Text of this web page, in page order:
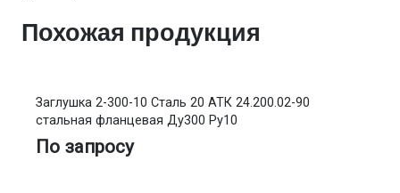
Похожая продукция
Заглушка 2-300-10 Сталь 20 АТК 24.200.02-90
стальная фланцевая Ду300 Ру10
По запросу